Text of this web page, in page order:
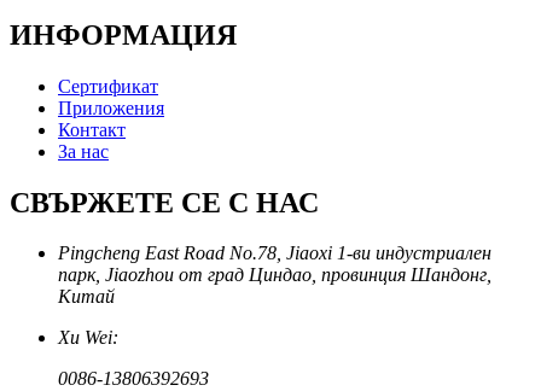
ИНФОРМАЦИЯ
Сертификат
Приложения
Контакт
За нас
СВЪРЖЕТЕ СЕ С НАС
Pingcheng East Road No.78, Jiaoxi 1-ви индустриален
парк, Jiaozhou от град Циндао, провинция Шандонг,
Китай
Xu Wei:
0086-13806392693